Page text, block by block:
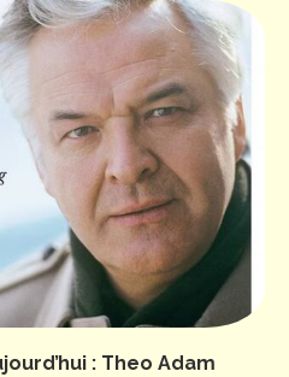
: Theo Adam